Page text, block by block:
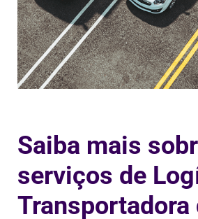
Saiba mais
serviços de
Transportadora